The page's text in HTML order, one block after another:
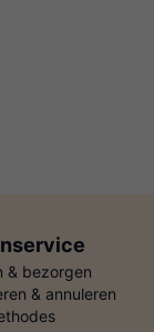
& bezorgen
& annuleren